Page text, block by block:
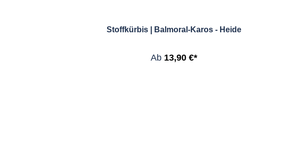
Stoffkürbis | Balmoral-Karos - Heide
Ab 13,90 €*